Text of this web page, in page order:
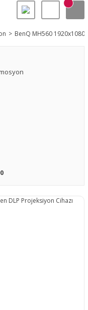
BenQ MH560 1920x1080